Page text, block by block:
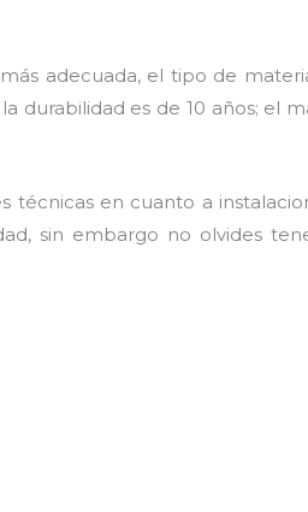
adecuada, el tipo de
durabilidad es de 10 años; el
en cuanto a
sin embargo no olvides